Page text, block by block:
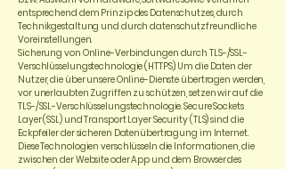
entsprechend dem Prinzip des Datenschutzes, durch
Technikgestaltung und durch datenschutzfreundliche
Voreinstellungen.
Sicherung von Online-Verbindungen durch TLS-/SSL-
Verschlüsselungstechnologie (HTTPS): Um die Daten der
Nutzer, die über unsere Online-Dienste übertragen werden,
vor unerlaubten Zugriffen zu schützen, setzen wir auf die
TLS-/SSL-Verschlüsselungstechnologie. Secure Sockets
Layer (SSL) und Transport Layer Security (TLS) sind die
Eckpfeiler der sicheren Datenübertragung im Internet.
Diese Technologien verschlüsseln die Informationen, die
zwischen der Website oder App und dem Browser des